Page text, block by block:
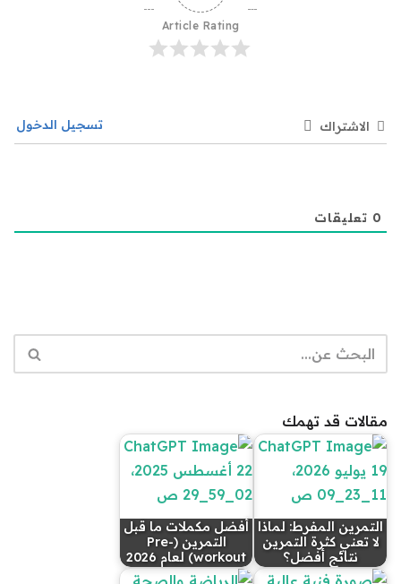
Article Rating
الاشتراك تسجيل الدخول
0 تعليقات
مقالات قد تهمك
التمرين المفرط: لماذا
لا تعني كثرة التمرين
نتائج أفضل؟
أفضل مكملات ما قبل
التمرين (Pre-
workout) لعام 2026